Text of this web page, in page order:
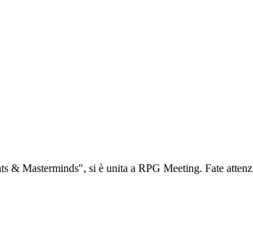
& Masterminds", si è unita a RPG Meeting. Fate